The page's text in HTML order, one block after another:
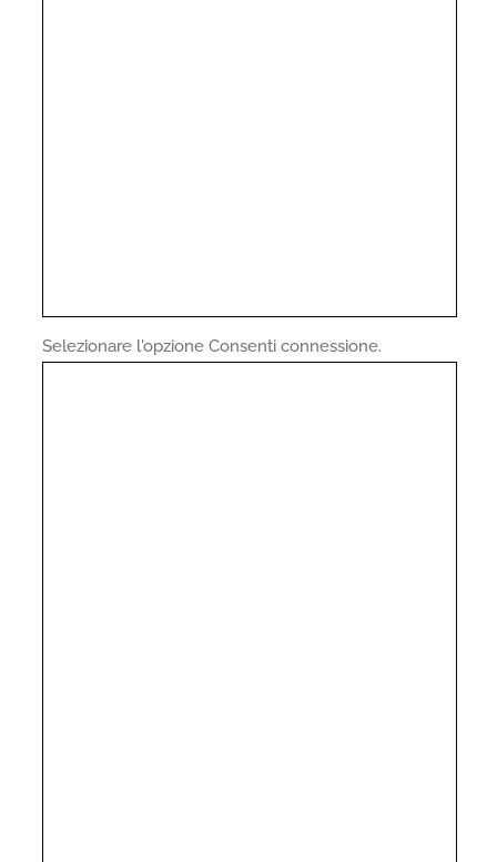
Selezionare l'opzione Consenti connessione.